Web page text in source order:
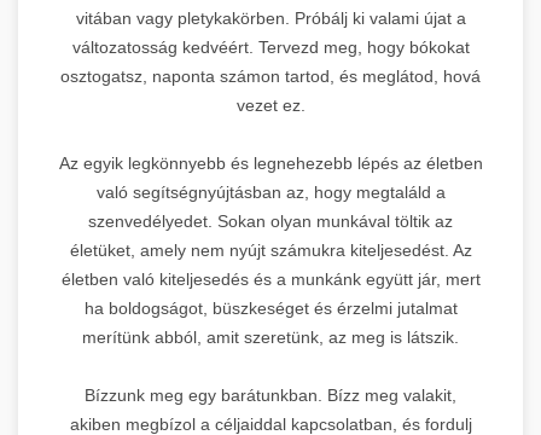
vitában vagy pletykakörben. Próbálj ki valami újat a
változatosság kedvéért. Tervezd meg, hogy bókokat
osztogatsz, naponta számon tartod, és meglátod, hová
vezet ez.
Az egyik legkönnyebb és legnehezebb lépés az életben
való segítségnyújtásban az, hogy megtaláld a
szenvedélyedet. Sokan olyan munkával töltik az
életüket, amely nem nyújt számukra kiteljesedést. Az
életben való kiteljesedés és a munkánk együtt jár, mert
ha boldogságot, büszkeséget és érzelmi jutalmat
merítünk abból, amit szeretünk, az meg is látszik.
Bízzunk meg egy barátunkban. Bízz meg valakit,
akiben megbízol a céljaiddal kapcsolatban, és fordulj